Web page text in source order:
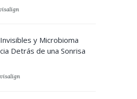
y Microbioma
Detrás de una Sonrisa